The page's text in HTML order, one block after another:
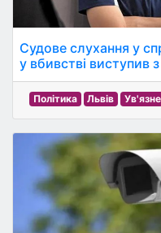
Судове слухання у
у вбивстві виступив
Політика Львів